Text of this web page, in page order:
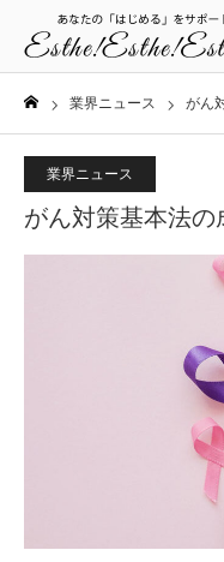
業界ニュース がん
業界ニュース
がん対策基本法の